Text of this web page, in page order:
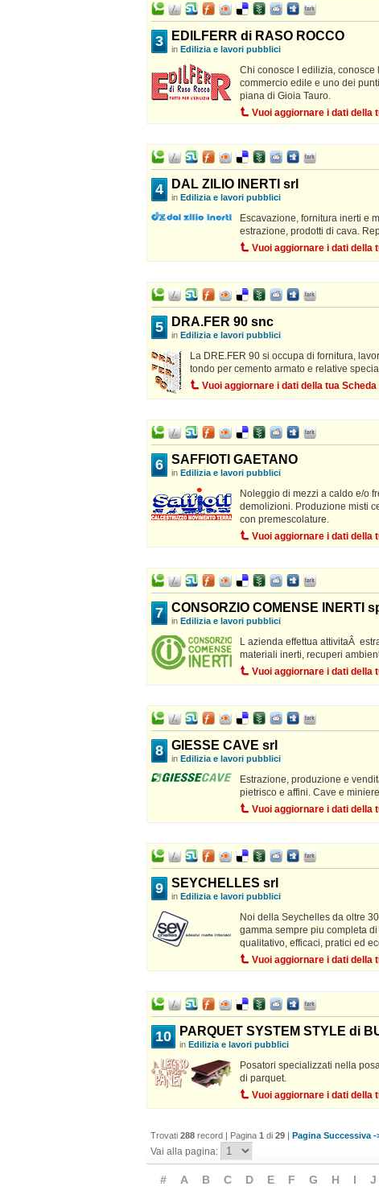
3 EDILFERR di RASO ROCCO
in Edilizia e lavori pubblici
Chi conosce l edilizia, conosce
commercio edile e uno dei
piana di Gioia Tauro.
Vuoi aggiornare i dati della
4 DAL ZILIO INERTI srl
in Edilizia e lavori pubblici
Escavazione, fornitura inerti e
estrazione, prodotti di cava.
Vuoi aggiornare i dati della
5 DRA.FER 90 snc
in Edilizia e lavori pubblici
La DRE.FER 90 si occupa di fornitura,
tondo per cemento armato e relative
Vuoi aggiornare i dati della tua
6 SAFFIOTI GAETANO
in Edilizia e lavori pubblici
Noleggio di mezzi a caldo e/o
demolizioni. Produzione misti
con premescolature.
Vuoi aggiornare i dati della
7 CONSORZIO COMENSE INERTI
in Edilizia e lavori pubblici
L azienda effettua attivitaÂ
materiali inerti, recuperi
Vuoi aggiornare i dati della
8 GIESSE CAVE srl
in Edilizia e lavori pubblici
Estrazione, produzione e
pietrisco e affini. Cave e
Vuoi aggiornare i dati della
9 SEYCHELLES srl
in Edilizia e lavori pubblici
Noi della Seychelles da oltre
gamma sempre piu completa
qualitativo, efficaci, pratici ed
Vuoi aggiornare i dati della
10 PARQUET SYSTEM STYLE di
in Edilizia e lavori pubblici
Posatori specializzati nella
di parquet.
Vuoi aggiornare i dati della
Trovati 288 record | Pagina 1 di 29 Pagina Successiva -
Vai alla pagina:
# A B C D E F G H I J